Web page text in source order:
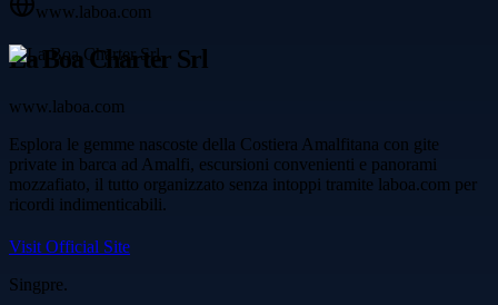
www.laboa.com
La Boa Charter Srl
www.laboa.com
Esplora le gemme nascoste della Costiera Amalfitana con gite
private in barca ad Amalfi, escursioni convenienti e panorami
mozzafiato, il tutto organizzato senza intoppi tramite laboa.com per
ricordi indimenticabili.
Visit Official Site
Singpre.